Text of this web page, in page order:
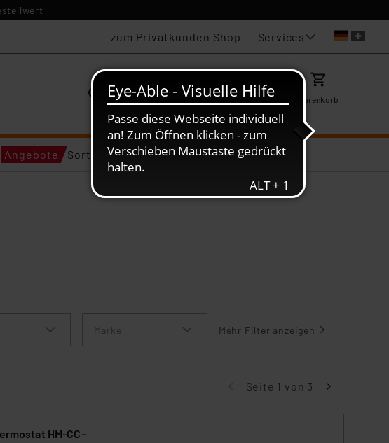
zum Privatkunden Shop Services
KarriereMein ELV Merkzettel Warenkorb
Angebote Sortiments-Deals
Marke Mehr Filter anzeigen
Seite 1 von 3
HM-CC-